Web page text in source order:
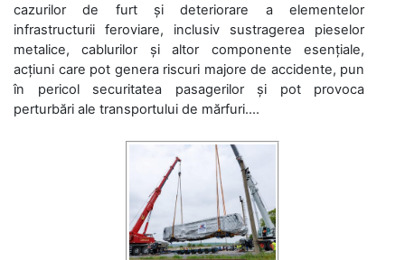
cazurilor de furt și deteriorare a elementelor
infrastructurii feroviare, inclusiv sustragerea pieselor
metalice, cablurilor și altor componente esențiale,
acțiuni care pot genera riscuri majore de accidente, pun
în pericol securitatea pasagerilor și pot provoca
perturbări ale transportului de mărfuri....